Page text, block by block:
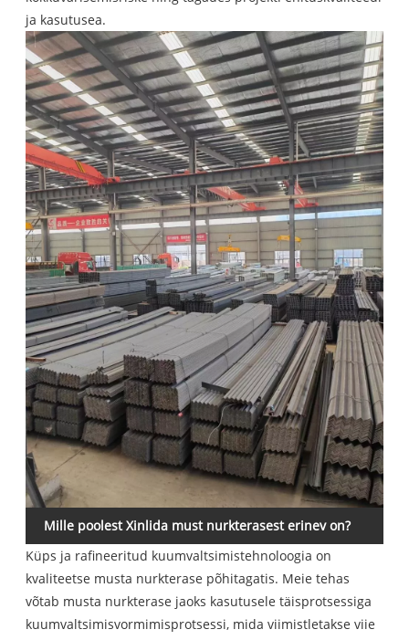
ja kasutusea.
Mille poolest Xinlida must nurkterasest erinev on?
Küps ja rafineeritud kuumvaltsimistehnoloogia on
kvaliteetse musta nurkterase põhitagatis. Meie tehas
võtab musta nurkterase jaoks kasutusele täisprotsessiga
kuumvaltsimisvormimisprotsessi, mida viimistletakse viie